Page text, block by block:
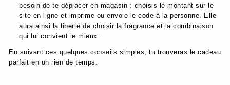
besoin de te déplacer en magasin : choisis le montant sur le
site en ligne et imprime ou envoie le code à la personne. Elle
aura ainsi la liberté de choisir la fragrance et la combinaison
qui lui convient le mieux.
En suivant ces quelques conseils simples, tu trouveras le cadeau
parfait en un rien de temps.